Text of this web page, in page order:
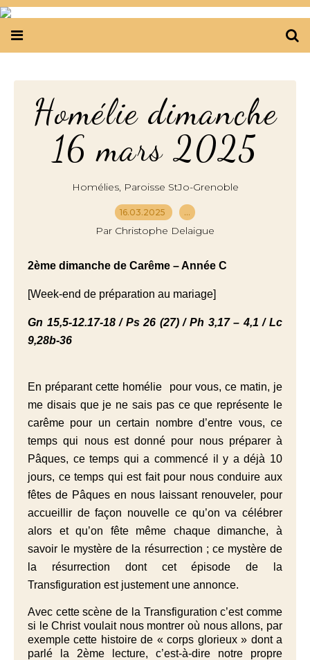
Homélie dimanche
16 mars 2025
Homélies, Paroisse StJo-Grenoble
16.03.2025 …
Par Christophe Delaigue
2ème dimanche de Carême – Année C
[Week-end de préparation au mariage]
Gn 15,5-12.17-18 / Ps 26 (27) / Ph 3,17 – 4,1 / Lc
9,28b-36
En préparant cette homélie pour vous, ce matin, je
me disais que je ne sais pas ce que représente le
carême pour un certain nombre d’entre vous, ce
temps qui nous est donné pour nous préparer à
Pâques, ce temps qui a commencé il y a déjà 10
jours, ce temps qui est fait pour nous conduire aux
fêtes de Pâques en nous laissant renouveler, pour
accueillir de façon nouvelle ce qu’on va célébrer
alors et qu’on fête même chaque dimanche, à
savoir le mystère de la résurrection ; ce mystère de
la résurrection dont cet épisode de la
Transfiguration est justement une annonce.
Avec cette scène de la Transfiguration c’est comme
si le Christ voulait nous montrer où nous allons, par
exemple cette histoire de « corps glorieux » dont a
parlé la 2ème lecture, c’est-à-dire notre propre